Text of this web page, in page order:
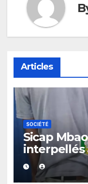
Articles
SOCIÉTÉ
Sicap
interpellés
d’un
un bar